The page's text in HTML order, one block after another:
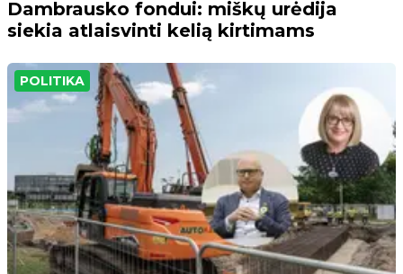
Dambrausko fondui: miškų urėdija
siekia atlaisvinti kelią kirtimams
POLITIKA